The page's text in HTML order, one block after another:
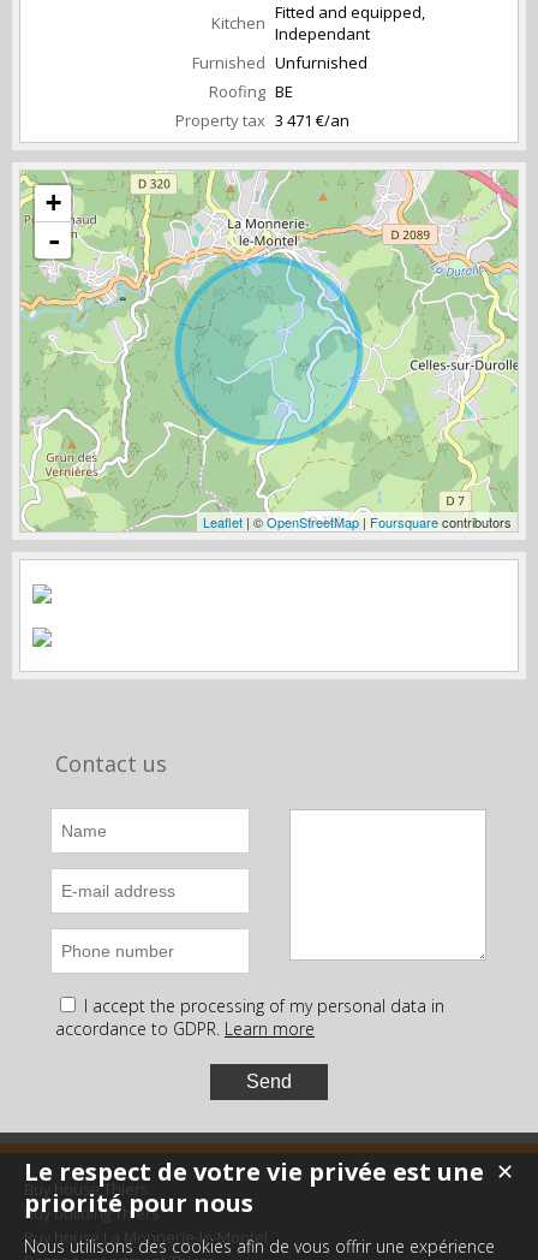
Kitchen Fitted and equipped,
Independant
Furnished Unfurnished
Roofing BE
Property tax 3 471 €/an
+
-
Leaflet | ©OpenStreetMap | Foursquarecontributors
Contact us
I accept the processing of my personal data in
accordance to GDPR. Learn more
Buy house Thiers
Buy building Thiers
Buy house La Monnerie-le-Montel
✕
Le respect de votre vie privée est une
priorité pour nous
Nous utilisons des cookies afin de vous offrir une expérience